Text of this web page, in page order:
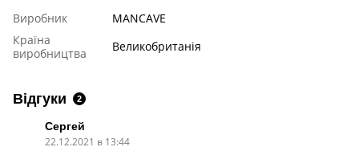
Виробник
MANCAVE
Країна
виробництва
Великобританія
Відгуки 2
Сергей
22.12.2021 в 13:44